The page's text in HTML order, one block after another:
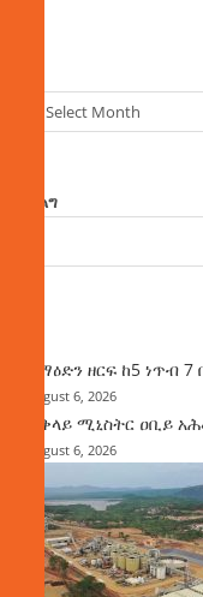
Select Month
ፈልግ
ከማዕድን ዘርፍ ከ5 ነጥብ
August 6, 2026
ጠቅላይ ሚኒስትር ዐቢይ
August 6, 2026